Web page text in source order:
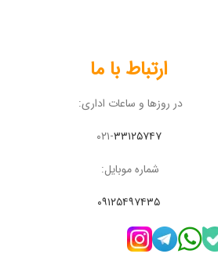
ارتباط با ما
در روزها و ساعات اداری:
۰۲۱-۳۳۱۲۵۷۴۷
شماره موبایل:
۰۹۱۲۵۴۹۷۴۳۵